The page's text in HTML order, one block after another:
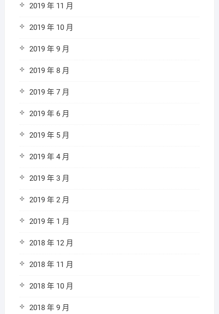
2019 年 11 月
2019 年 10 月
2019 年 9 月
2019 年 8 月
2019 年 7 月
2019 年 6 月
2019 年 5 月
2019 年 4 月
2019 年 3 月
2019 年 2 月
2019 年 1 月
2018 年 12 月
2018 年 11 月
2018 年 10 月
2018 年 9 月